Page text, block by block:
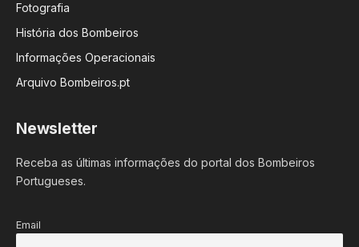
Fotografia
História dos Bombeiros
Informações Operacionais
Arquivo Bombeiros.pt
Newsletter
Receba as últimas informações do portal dos Bombeiros
Portugueses.
Email